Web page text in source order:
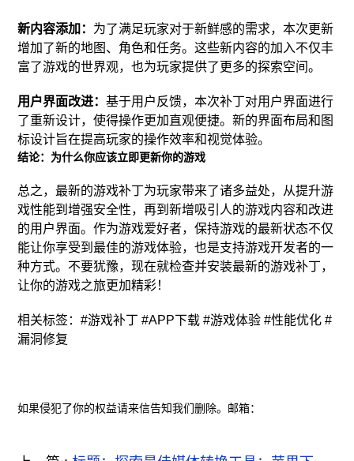
新内容添加： 为了满足玩家对于新鲜感的需求，本次更新
增加了新的地图、角色和任务。这些新内容的加入不仅丰
富了游戏的世界观，也为玩家提供了更多的探索空间。
用户界面改进：基于用户反馈，本次补丁对用户界面进行
了重新设计，使得操作更加直观便捷。新的界面布局和图
标设计旨在提高玩家的操作效率和视觉体验。
结论：为什么你应该立即更新你的游戏
总之，最新的游戏补丁为玩家带来了诸多益处，从提升游
戏性能到增强安全性，再到新增吸引人的游戏内容和改进
的用户界面。作为游戏爱好者，保持游戏的最新状态不仅
能让你享受到最佳的游戏体验，也是支持游戏开发者的一
种方式。不要犹豫，现在就检查并安装最新的游戏补丁，
让你的游戏之旅更加精彩！
相关标签：#游戏补丁 #APP下载 #游戏体验 #性能优化 #
漏洞修复
如果侵犯了你的权益请来信告知我们删除。邮箱：